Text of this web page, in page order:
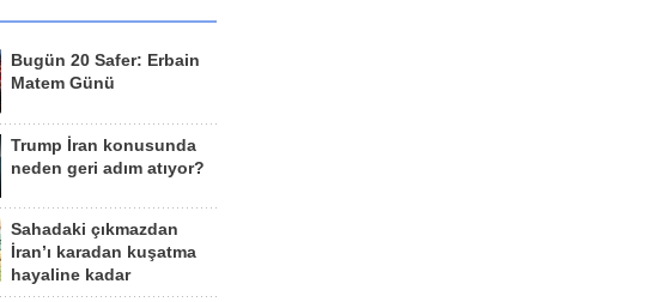
Bugün 20 Safer: Erbain
Matem Günü
Trump İran konusunda
neden geri adım atıyor?
Sahadaki çıkmazdan
İran’ı karadan kuşatma
hayaline kadar